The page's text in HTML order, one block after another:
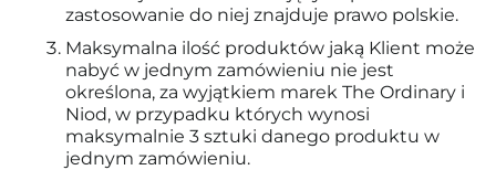
zastosowanie do niej znajduje prawo polskie.
Maksymalna ilość produktów jaką Klient może
nabyć w jednym zamówieniu nie jest
określona, za wyjątkiem marek The Ordinary i
Niod, w przypadku których wynosi
maksymalnie 3 sztuki danego produktu w
jednym zamówieniu.